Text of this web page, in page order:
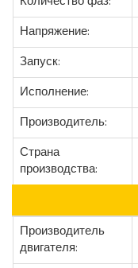
Напряжение:
Запуск:
Исполнение:
Производитель:
Страна
производства:
Производитель
двигателя: